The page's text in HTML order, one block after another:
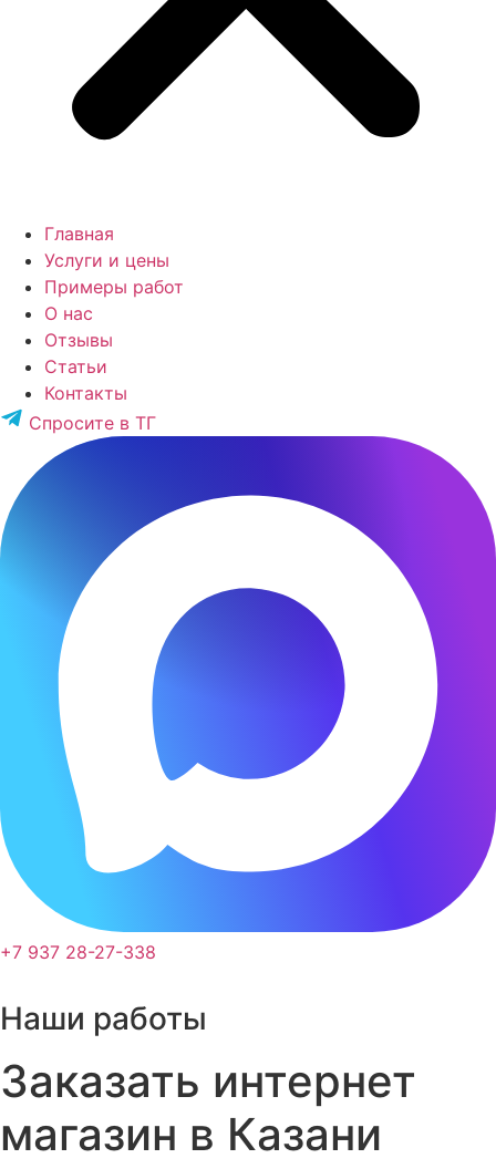
Главная
Услуги и цены
Примеры работ
О нас
Отзывы
Статьи
Контакты
Спросите в ТГ
+7 937 28-27-338
Наши работы
Заказать интернет
магазин в Казани